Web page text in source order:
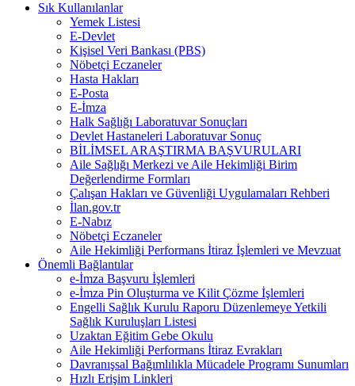
Sık Kullanılanlar
Yemek Listesi
E-Devlet
Kişisel Veri Bankası (PBS)
Nöbetçi Eczaneler
Hasta Hakları
E-Posta
E-İmza
Halk Sağlığı Laboratuvar Sonuçları
Devlet Hastaneleri Laboratuvar Sonuç
BİLİMSEL ARAŞTIRMA BAŞVURULARI
Aile Sağlığı Merkezi ve Aile Hekimliği Birim
Değerlendirme Formları
Çalışan Hakları ve Güvenliği Uygulamaları Rehberi
İlan.gov.tr
E-Nabız
Nöbetçi Eczaneler
Aile Hekimliği Performans İtiraz İşlemleri ve Mevzuat
Önemli Bağlantılar
e-İmza Başvuru İşlemleri
e-İmza Pin Oluşturma ve Kilit Çözme İşlemleri
Engelli Sağlık Kurulu Raporu Düzenlemeye Yetkili
Sağlık Kuruluşları Listesi
Uzaktan Eğitim Gebe Okulu
Aile Hekimliği Performans İtiraz Evrakları
Davranışsal Bağımlılıkla Mücadele Programı Sunumları
Hızlı Erişim Linkleri